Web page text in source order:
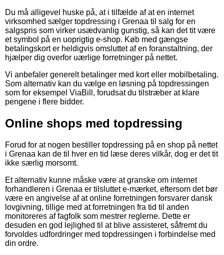
Du må alligevel huske på, at i tilfælde af at en internet
virksomhed sælger topdressing i Grenaa til salg for en
salgspris som virker usædvanlig gunstig, så kan det tit være
et symbol på en uoprigtig e-shop. Køb med gængse
betalingskort er heldigvis omsluttet af en foranstaltning, der
hjælper dig overfor uærlige forretninger på nettet.
Vi anbefaler generelt betalinger med kort eller mobilbetaling.
Som alternativ kan du vælge en løsning på topdressingen
som for eksempel ViaBill, forudsat du tilstræber at klare
pengene i flere bidder.
Online shops med topdressing
Forud for at nogen bestiller topdressing på en shop på nettet
i Grenaa kan de til hver en tid læse deres vilkår, dog er det tit
ikke særlig morsomt.
Et alternativ kunne måske være at granske om internet
forhandleren i Grenaa er tilsluttet e-mærket, eftersom det bør
være en angivelse af at online forretningen forsvarer dansk
lovgivning, tillige med at forretningen fra tid til anden
monitoreres af fagfolk som mestrer reglerne. Dette er
desuden en god lejlighed til at blive assisteret, såfremt du
forvoldes udfordringer med topdressingen i forbindelse med
din ordre.